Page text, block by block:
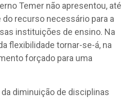
Temer não apresentou, até
recurso necessário para a
instituições de ensino. Na
flexibilidade tornar-se-á, na
forçado para uma
diminuição de disciplinas